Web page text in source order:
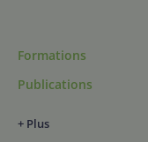
Formations
Publications
+ Plus